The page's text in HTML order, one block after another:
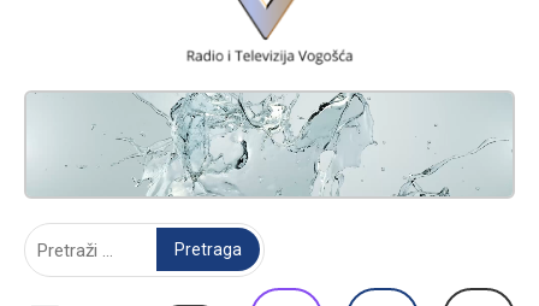
RADIO TELEVIZIJA VOGOŠĆA